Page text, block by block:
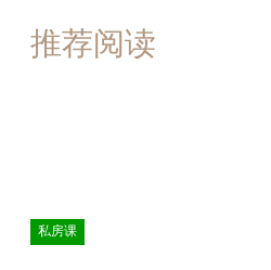
推荐阅读
私房课